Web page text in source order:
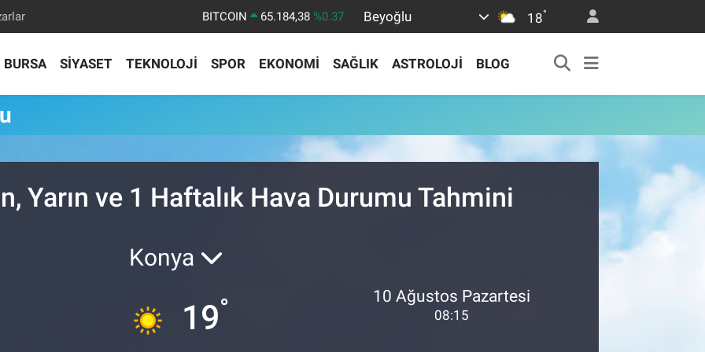
BITCOIN 65.184,38 %0.37
EURO
55,1823 %-0.06
Beyoğlu 18°
BURSA SİYASET TEKNOLOJİ SPOR EKONOMİ SAĞLIK ASTROLOJİ BLOG
Yarın ve 1 Haftalık Hava Durumu Tahmini
Konya
19° 10 Ağustos Pazartesi
08:15